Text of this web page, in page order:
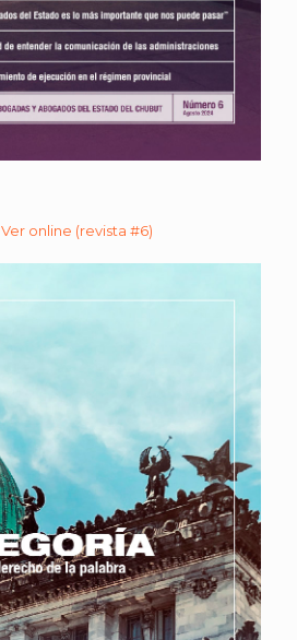
Ver online (revista #6)